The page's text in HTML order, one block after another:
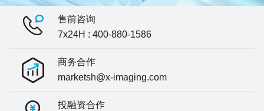
售前咨询
7x24H : 400-880-1586
商务合作
marketsh@x-imaging.com
投融资合作